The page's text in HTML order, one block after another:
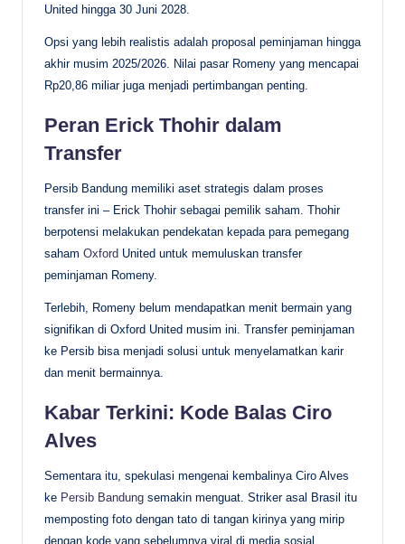
United hingga 30 Juni 2028.
Opsi yang lebih realistis adalah proposal peminjaman hingga
akhir musim 2025/2026. Nilai pasar Romeny yang mencapai
Rp20,86 miliar juga menjadi pertimbangan penting.
Peran Erick Thohir dalam
Transfer
Persib Bandung memiliki aset strategis dalam proses
transfer ini – Erick Thohir sebagai pemilik saham. Thohir
berpotensi melakukan pendekatan kepada para pemegang
saham Oxford United untuk memuluskan transfer
peminjaman Romeny.
Terlebih, Romeny belum mendapatkan menit bermain yang
signifikan di Oxford United musim ini. Transfer peminjaman
ke Persib bisa menjadi solusi untuk menyelamatkan karir
dan menit bermainnya.
Kabar Terkini: Kode Balas Ciro
Alves
Sementara itu, spekulasi mengenai kembalinya Ciro Alves
ke Persib Bandung semakin menguat. Striker asal Brasil itu
memposting foto dengan tato di tangan kirinya yang mirip
dengan kode yang sebelumnya viral di media sosial.